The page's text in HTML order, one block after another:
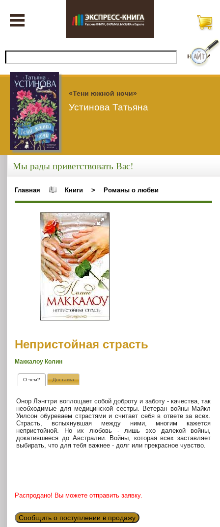
«Тени южной ночи»
Устинова Татьяна
Мы рады приветствовать Вас!
Главная Книги > Романы о любви
Непристойная страсть
Маккалоу Колин
О чем? Доставка
Онор Лэнгтри воплощает собой доброту и заботу - качества, так
необходимые для медицинской сестры. Ветеран войны Майкл
Уилсон обуреваем страстями и считает себя в ответе за всех.
Страсть, вспыхнувшая между ними, многим кажется
непристойной. Но их любовь - лишь эхо далекой войны,
докатившееся до Австралии. Войны, которая всех заставляет
выбирать, что для тебя важнее - долг или прекрасное чувство.
Распродано! Вы можете отправить заявку.
Сообщить о поступлении в продажу